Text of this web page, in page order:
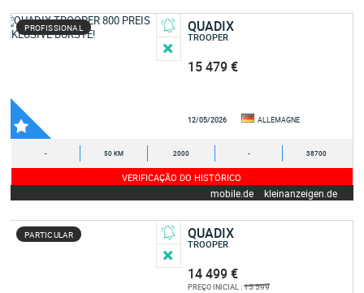
PROFISSIONAL QUADIX
TROOPER
15 479 €
12/05/2026 ALLEMAGNE
- 50 KM 2000 - 38700
VERIFICAÇÃO DO HISTÓRICO
mobile.de kleinanzeigen.de
PARTICULAR QUADIX
TROOPER
14 499 €
PREÇO INICIAL :15 599